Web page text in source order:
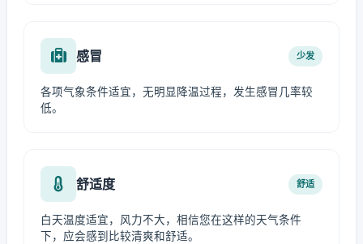
感冒 少发
各项气象条件适宜，无明显降温过程，发生感冒几率较
低。
舒适度 舒适
白天温度适宜，风力不大，相信您在这样的天气条件
下，应会感到比较清爽和舒适。